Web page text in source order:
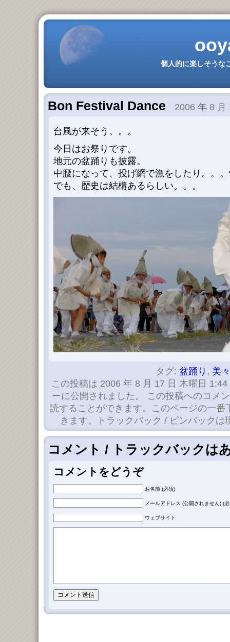
個人的に楽しそうな
Bon Festival Dance 2006 年 8 月
台風が来そう。。。
今日はお祭りです。
地元の盆踊りも披露。
中腰になって、投げ網で漁をしたり。。
でも、歴史は結構あるらしい。。。
タグ: 盆踊り , 美
この投稿は 2006 年 8 月 17 日 木曜日
ーに公開されました。 この投稿へのコメ
読することができます。このページの一番
きます。トラックバック / ピンバックは
コメント / トラックバックは
コメントをどうぞ
お名前 (必須)
メールアドレス (公開されません) (
ウェブサイト